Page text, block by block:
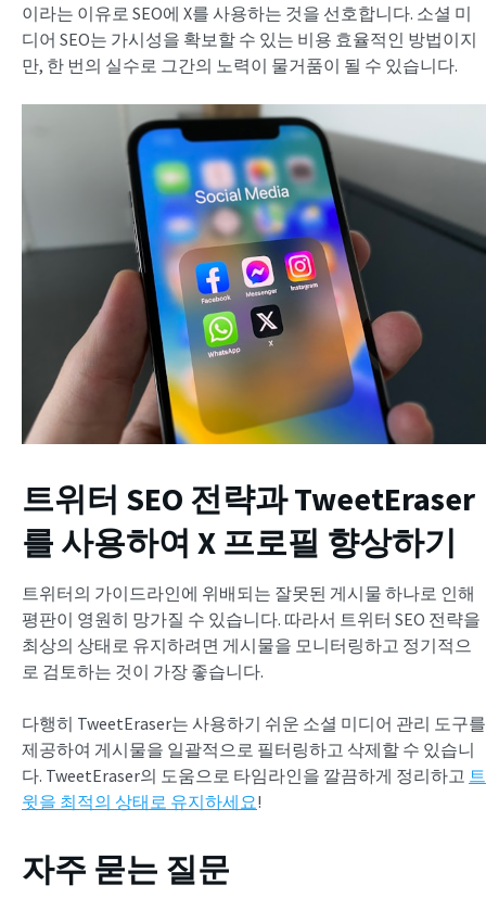
이라는 이유로 SEO에 X를 사용하는 것을 선호합니다. 소셜 미
디어 SEO는 가시성을 확보할 수 있는 비용 효율적인 방법이지
만, 한 번의 실수로 그간의 노력이 물거품이 될 수 있습니다.
트위터 SEO 전략과 TweetEraser
를 사용하여 X 프로필 향상하기
트위터의 가이드라인에 위배되는 잘못된 게시물 하나로 인해
평판이 영원히 망가질 수 있습니다. 따라서 트위터 SEO 전략을
최상의 상태로 유지하려면 게시물을 모니터링하고 정기적으
로 검토하는 것이 가장 좋습니다.
다행히 TweetEraser는 사용하기 쉬운 소셜 미디어 관리 도구를
제공하여 게시물을 일괄적으로 필터링하고 삭제할 수 있습니
다. TweetEraser의 도움으로 타임라인을 깔끔하게 정리하고 트
윗을 최적의 상태로 유지하세요!
자주 묻는 질문